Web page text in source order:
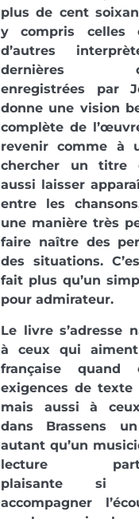
plus de cent
y compris celles
d’autres
dernières
enregistrées par
donne une vision
complète de
revenir comme à
chercher un titre
aussi laisser
entre les
une manière très
faire naître des
des situations.
fait plus qu’un
pour admirateur.
Le livre s’adresse
à ceux qui
française
exigences de
mais aussi à
dans Brassens
autant qu’un
lecture
plaisante si
accompagner